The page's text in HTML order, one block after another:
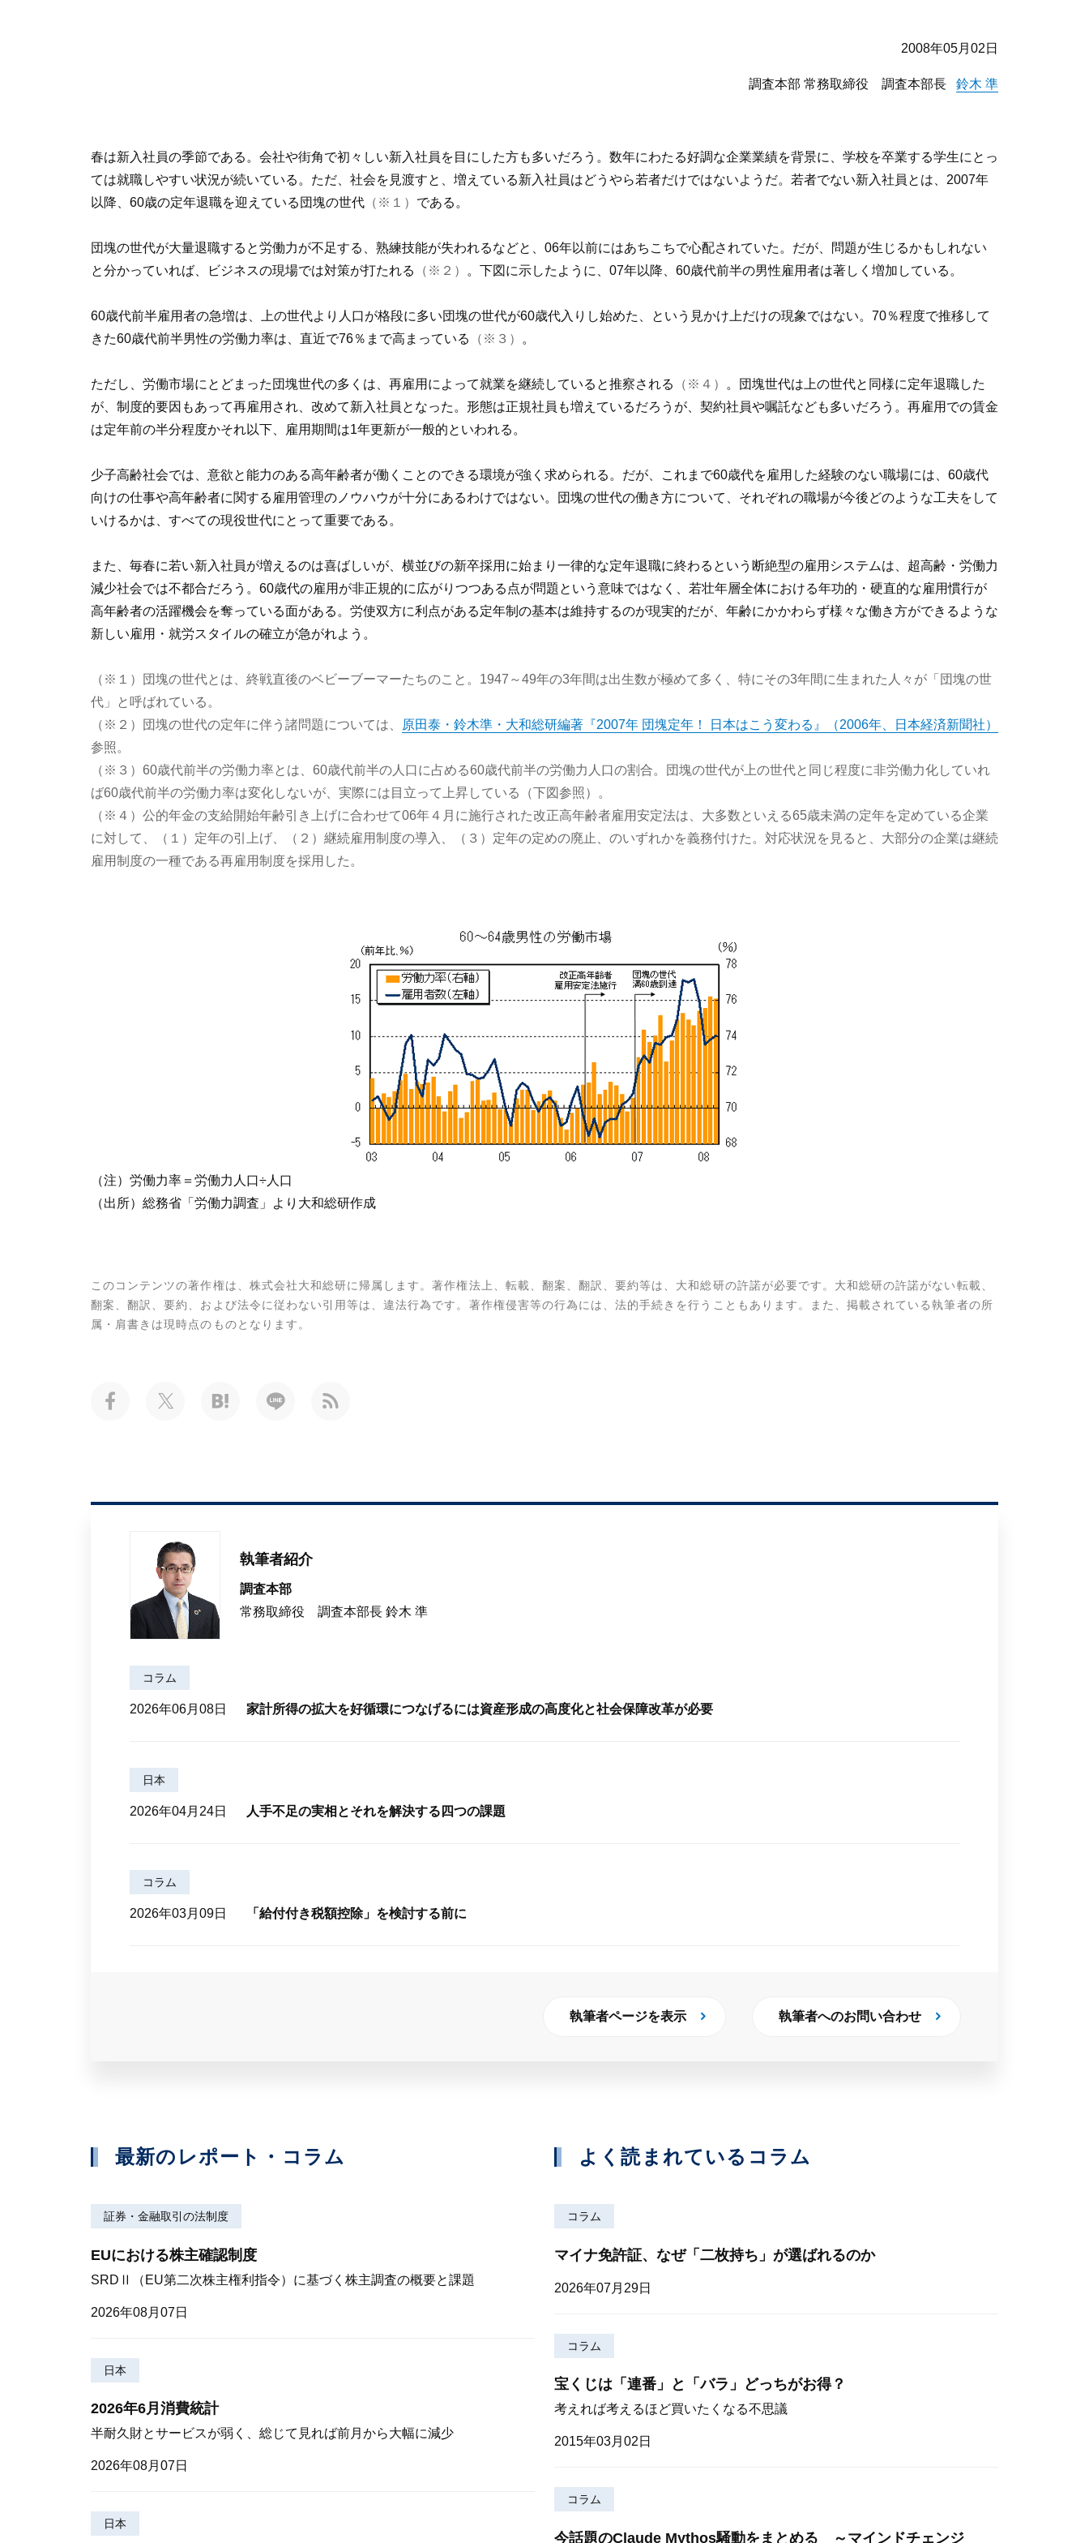
2008年05月02日
調査本部 常務取締役 調査本部長 鈴木 準
春は新入社員の季節である。会社や街角で初々しい新入社員を目にした方も多いだろう。数年にわたる好調な企業業績を背景に、学校を卒業する学生にとっ
ては就職しやすい状況が続いている。ただ、社会を見渡すと、増えている新入社員はどうやら若者だけではないようだ。若者でない新入社員とは、2007年
以降、60歳の定年退職を迎えている団塊の世代 （※１） である。
団塊の世代が大量退職すると労働力が不足する、熟練技能が失われるなどと、06年以前にはあちこちで心配されていた。だが、問題が生じるかもしれない
と分かっていれば、ビジネスの現場では対策が打たれる
（※２） 。下図に示したように、07年以降、60歳代前半の男性雇用者は著しく増加している。
60歳代前半雇用者の急増は、上の世代より人口が格段に多い団塊の世代が60歳代入りし始めた、という見かけ上だけの現象ではない。70％程度で推移して
きた60歳代前半男性の労働力率は、直近で76％まで高まっている
（※３） 。
ただし、労働市場にとどまった団塊世代の多くは、再雇用によって就業を継続していると推察される （※４）
。団塊世代は上の世代と同様に定年退職した
が、制度的要因もあって再雇用され、改めて新入社員となった。形態は正規社員も増えているだろうが、契約社員や嘱託なども多いだろう。再雇用での賃金
は定年前の半分程度かそれ以下、雇用期間は1年更新が一般的といわれる。
少子高齢社会では、意欲と能力のある高年齢者が働くことのできる環境が強く求められる。だが、これまで60歳代を雇用した経験のない職場には、60歳代
向けの仕事や高年齢者に関する雇用管理のノウハウが十分にあるわけではない。団塊の世代の働き方について、それぞれの職場が今後どのような工夫をして
いけるかは、すべての現役世代にとって重要である。
また、毎春に若い新入社員が増えるのは喜ばしいが、横並びの新卒採用に始まり一律的な定年退職に終わるという断絶型の雇用システムは、超高齢・労働力
減少社会では不都合だろう。60歳代の雇用が非正規的に広がりつつある点が問題という意味ではなく、若壮年層全体における年功的・硬直的な雇用慣行が
高年齢者の活躍機会を奪っている面がある。労使双方に利点がある定年制の基本は維持するのが現実的だが、年齢にかかわらず様々な働き方ができるような
新しい雇用・就労スタイルの確立が急がれよう。
（※１）団塊の世代とは、終戦直後のベビーブーマーたちのこと。1947～49年の3年間は出生数が極めて多く、特にその3年間に生まれた人々が「団塊の世
代」と呼ばれている。
（※２）団塊の世代の定年に伴う諸問題については、
原田泰・鈴木準・大和総研編著『2007年 団塊定年！ 日本はこう変わる』（2006年、日本経済新聞社）
参照。
（※３）60歳代前半の労働力率とは、60歳代前半の人口に占める60歳代前半の労働力人口の割合。団塊の世代が上の世代と同じ程度に非労働力化していれ
ば60歳代前半の労働力率は変化しないが、実際には目立って上昇している（下図参照）。
（※４）公的年金の支給開始年齢引き上げに合わせて06年４月に施行された改正高年齢者雇用安定法は、大多数といえる65歳未満の定年を定めている企業
に対して、（１）定年の引上げ、（２）継続雇用制度の導入、（３）定年の定めの廃止、のいずれかを義務付けた。対応状況を見ると、大部分の企業は継続
雇用制度の一種である再雇用制度を採用した。
（注）労働力率＝労働力人口÷人口
（出所）総務省「労働力調査」より大和総研作成
このコンテンツの著作権は、株式会社大和総研に帰属します。著作権法上、転載、翻案、翻訳、要約等は、大和総研の許諾が必要です。大和総研の許諾がない転載、
翻案、翻訳、要約、および法令に従わない引用等は、違法行為です。著作権侵害等の行為には、法的手続きを行うこともあります。また、掲載されている執筆者の所
属・肩書きは現時点のものとなります。
執筆者紹介
調査本部
常務取締役 調査本部長 鈴木 準
コラム
2026年06月08日 家計所得の拡大を好循環につなげるには資産形成の高度化と社会保障改革が必要
日本
2026年04月24日 人手不足の実相とそれを解決する四つの課題
コラム
2026年03月09日 「給付付き税額控除」を検討する前に
執筆者ページを表示 執筆者へのお問い合わせ
最新のレポート・コラム
証券・金融取引の法制度
EUにおける株主確認制度
SRDⅡ（EU第二次株主権利指令）に基づく株主調査の概要と課題
2026年08月07日
日本
2026年6月消費統計
半耐久財とサービスが弱く、総じて見れば前月から大幅に減少
2026年08月07日
日本
よく読まれているコラム
コラム
マイナ免許証、なぜ「二枚持ち」が選ばれるのか
2026年07月29日
コラム
宝くじは「連番」と「バラ」どっちがお得？
考えれば考えるほど買いたくなる不思議
2015年03月02日
コラム
今話題のClaude Mythos騒動をまとめる ～マインドチェンジ